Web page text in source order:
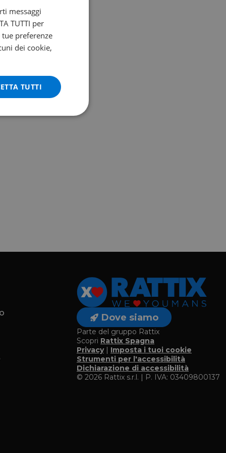
Dove siamo
Parte del gruppo Rattix
Scopri Rattix Spagna
Privacy| Imposta i tuoi cookie
Strumenti per l'accessibilità
Dichiarazione di accessibilità
© 2026 Rattix s.r.l. | P. IVA: 03409800137
messaggi
TUTTI per
preferenze
dei cookie,
TUTTI